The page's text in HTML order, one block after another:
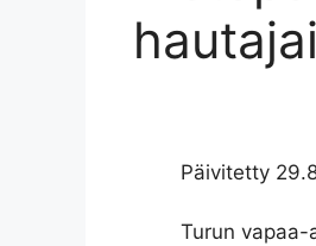
Päivitetty
Turun